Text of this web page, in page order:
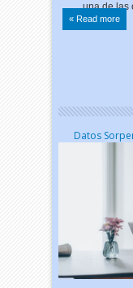
una de las
Read more »